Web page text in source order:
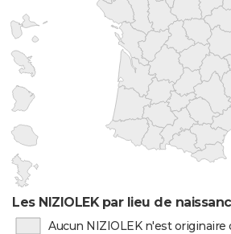
Les NIZIOLEK par lieu de
Aucun NIZIOLEK n'est